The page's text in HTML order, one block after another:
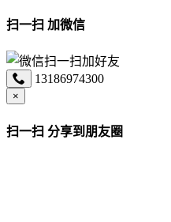
扫一扫 加微信
13186974300
×
扫一扫 分享到朋友圈